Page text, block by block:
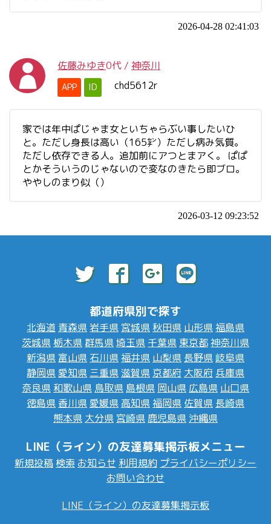
2026-04-28 02:41:03
佐藤みゆき0代 / 神奈川
APP ID chd5612r
家では年中ぱじゃま女といちゃらぶい事したいひ
と。ただし身長は高い（165㌢）ただし病み気質。
ただし依存できる人。追加前にアつとまアく。 ぱぱ
とかそういうのじゃないので変なのきたら即ブロ。
ややしのまり似（）
2026-03-12 09:23:52
都道府県別で探す
北海道 青森県 岩手県 宮城県 秋田県 山形県福島県
茨城県 栃木県群馬県埼玉県 千葉県 東京都神奈川県
新潟県 富山県 石川県福井県 山梨県 長野県 岐阜県
静岡県愛知県 三重県滋賀県 京都府 大阪府 兵庫県
奈良県 和歌山県 鳥取県 島根県 岡山県 広島県 山口県
徳島県 香川県愛媛県 高知県福岡県 佐賀県 長崎県
熊本県 大分県 宮崎県 鹿児島県 沖縄県
LINE（ライン）の友達募集掲示板メニュー
新規投稿 検索 お知らせ 利用規約 プライバシーポリシー
お問い合わせ
LINE（ライン）の友達募集掲示板